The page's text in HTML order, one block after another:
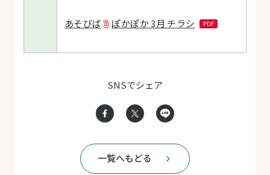
あそびば ぽかぽか 3月 チラシ
SNSでシェア
一覧へもどる